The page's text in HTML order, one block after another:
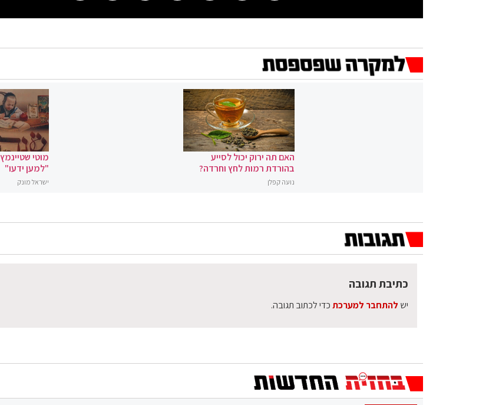
האם תה ירוק יכול לסייע
בהורדת רמות לחץ וחרדה?
נועה קפלן
מוטי
"למען ידעו"
ישראל מונק
כתיבת תגובה
יש להתחבר למערכתכדי לכתוב תגובה.